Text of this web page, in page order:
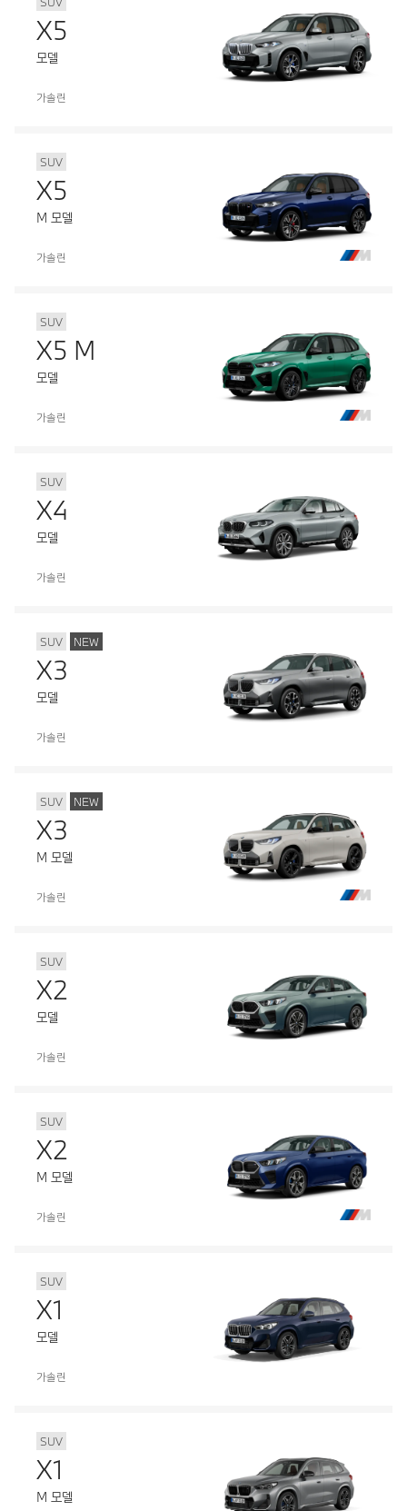
X5
모델
가솔린
SUV
X5
M 모델
가솔린
SUV
X5 M
모델
가솔린
SUV
X4
모델
가솔린
SUV NEW
X3
모델
가솔린
SUV NEW
X3
M 모델
가솔린
SUV
X2
모델
가솔린
SUV
X2
M 모델
가솔린
SUV
X1
모델
가솔린
SUV
X1
M 모델